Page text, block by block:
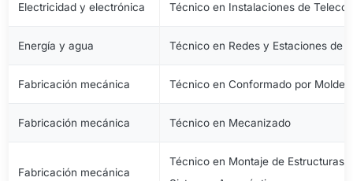
Electricidad y electrónica Técnico en Instalaciones de
Energía y agua Técnico en Redes y Estaciones de
Fabricación mecánica Técnico en Conformado por
Fabricación mecánica Técnico en Mecanizado
Fabricación mecánica
Técnico en Montaje de Estructuras